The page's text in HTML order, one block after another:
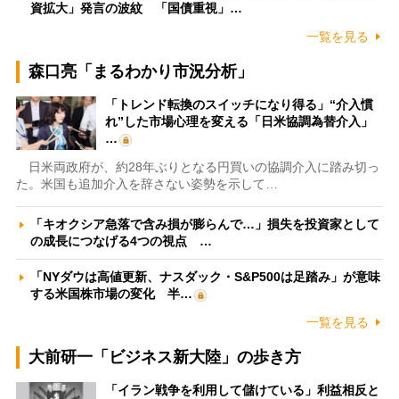
資拡大」発言の波紋 「国債重視」…
一覧を見る
森口亮「まるわかり市況分析」
「トレンド転換のスイッチになり得る」“介入慣
れ”した市場心理を変える「日米協調為替介入」
…
日米両政府が、約28年ぶりとなる円買いの協調介入に踏み切っ
た。米国も追加介入を辞さない姿勢を示して…
「キオクシア急落で含み損が膨らんで…」損失を投資家として
の成長につなげる4つの視点 …
「NYダウは高値更新、ナスダック・S&P500は足踏み」が意味
する米国株市場の変化 半…
一覧を見る
大前研一「ビジネス新大陸」の歩き方
「イラン戦争を利用して儲けている」利益相反と